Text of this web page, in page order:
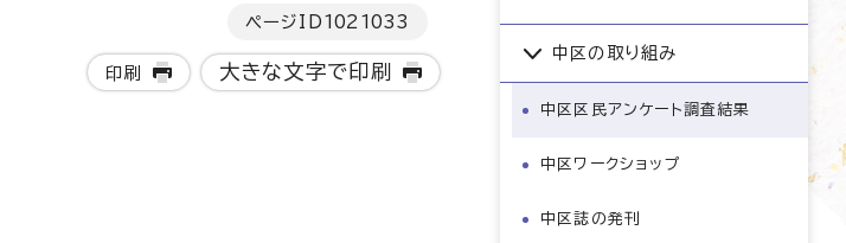
ページID 1021033
印刷 大きな文字で印刷
中区の取り組み
中区区民アンケート調査結果
中区ワークショップ
中区誌の発刊